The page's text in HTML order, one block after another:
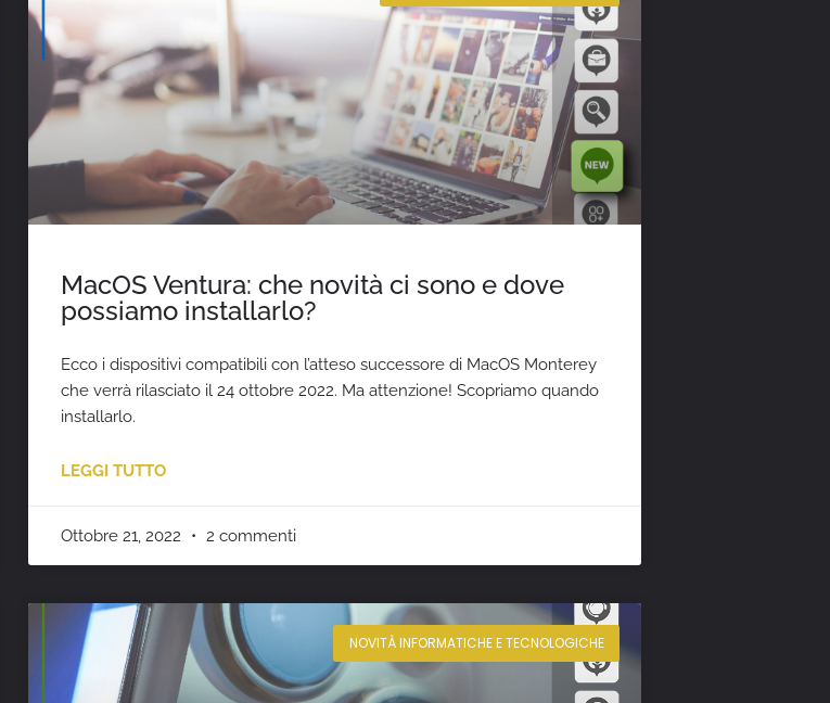
MacOS Ventura: che novità ci sono e dove
possiamo installarlo?
Ecco i dispositivi compatibili con l’atteso successore di MacOS Monterey
che verrà rilasciato il 24 ottobre 2022. Ma attenzione! Scopriamo quando
installarlo.
LEGGI TUTTO
Ottobre 21, 2022 2 commenti
NOVITÀ INFORMATICHE E TECNOLOGICHE